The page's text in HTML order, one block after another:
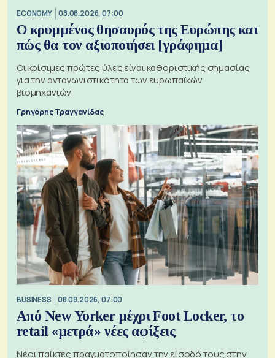
ECONOMY 08.08.2026, 07:00
Ο κρυμμένος θησαυρός της Ευρώπης και
πώς θα τον αξιοποιήσει [γράφημα]
Οι κρίσιμες πρώτες ύλες είναι καθοριστικής σημασίας
για την ανταγωνιστικότητα των ευρωπαϊκών
βιομηχανιών
Γρηγόρης Τραγγανίδας
BUSINESS 08.08.2026, 07:00
Από New Yorker μέχρι Foot Locker, το
retail «μετρά» νέες αφίξεις
Νέοι παίκτες πραγματοποίησαν την είσοδό τους στην